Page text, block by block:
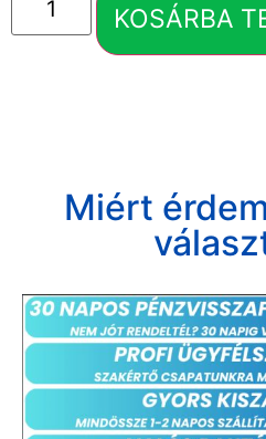
KOSÁRBA
Miért